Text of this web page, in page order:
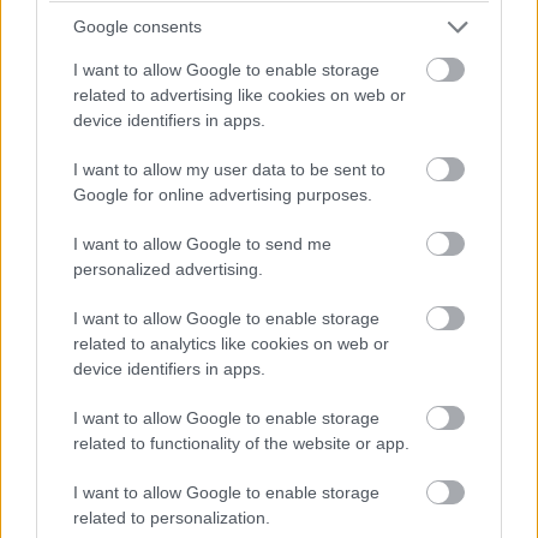
Google consents
I want to allow Google to enable storage
related to advertising like cookies on web or
device identifiers in apps.
I want to allow my user data to be sent to
Google for online advertising purposes.
I want to allow Google to send me
personalized advertising.
I want to allow Google to enable storage
related to analytics like cookies on web or
device identifiers in apps.
I want to allow Google to enable storage
related to functionality of the website or app.
I want to allow Google to enable storage
related to personalization.
Negyven másodperc! Óriási tempóban közelít
Bergmeister, de a Keating következő, egyben utolsó kiállása
illetve egyszeres Le Mans-i kategóriagyőztes Jeroen
Bleekemolen.
Az éllovas Signatechbe visszaült Pierre Thiriet. Azóta
már el is telt a hiányzó hét másodperce... A francia úrvezető
(azok közül viszont az egyik legjobb) a Le Mans-győzelem és
a vb-cím felé viszi a #36-os autót, de egy hibával mindkettőt
elbukhatják.
Megint négy másodperc körül! 44 szekundum maradt
Keating előnyéből.